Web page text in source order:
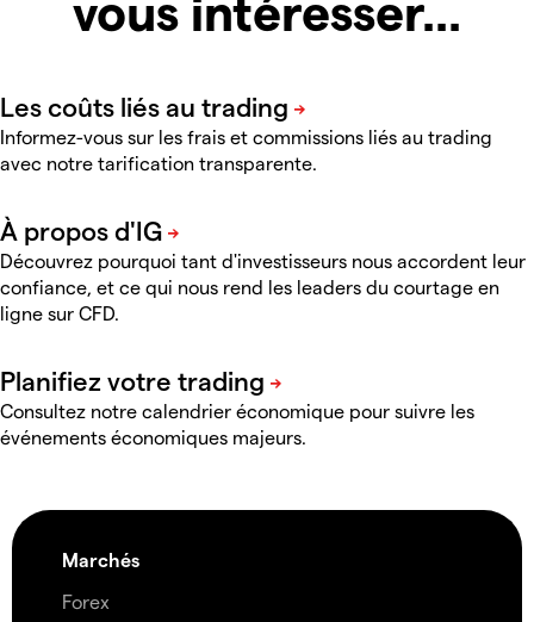
Informez-vous sur les frais et commissions liés au trading
avec notre tarification transparente.
Découvrez pourquoi tant d'investisseurs nous accordent leur
confiance, et ce qui nous rend les leaders du courtage en
ligne sur CFD.
Consultez notre calendrier économique pour suivre les
événements économiques majeurs.
Marchés
Forex